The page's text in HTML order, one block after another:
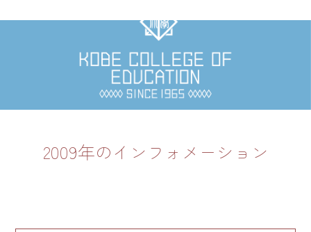
2009年のインフォメーション